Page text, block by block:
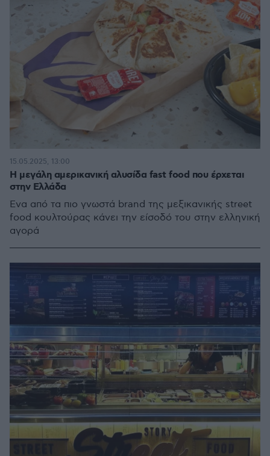
Η μεγάλη αμερικανική αλυσίδα fast food που έρχεται
στην Ελλάδα
Ένα από τα πιο γνωστά brand της μεξικανικής street
food κουλτούρας κάνει την είσοδό του στην ελληνική
αγορά
15.05.2025, 13:00